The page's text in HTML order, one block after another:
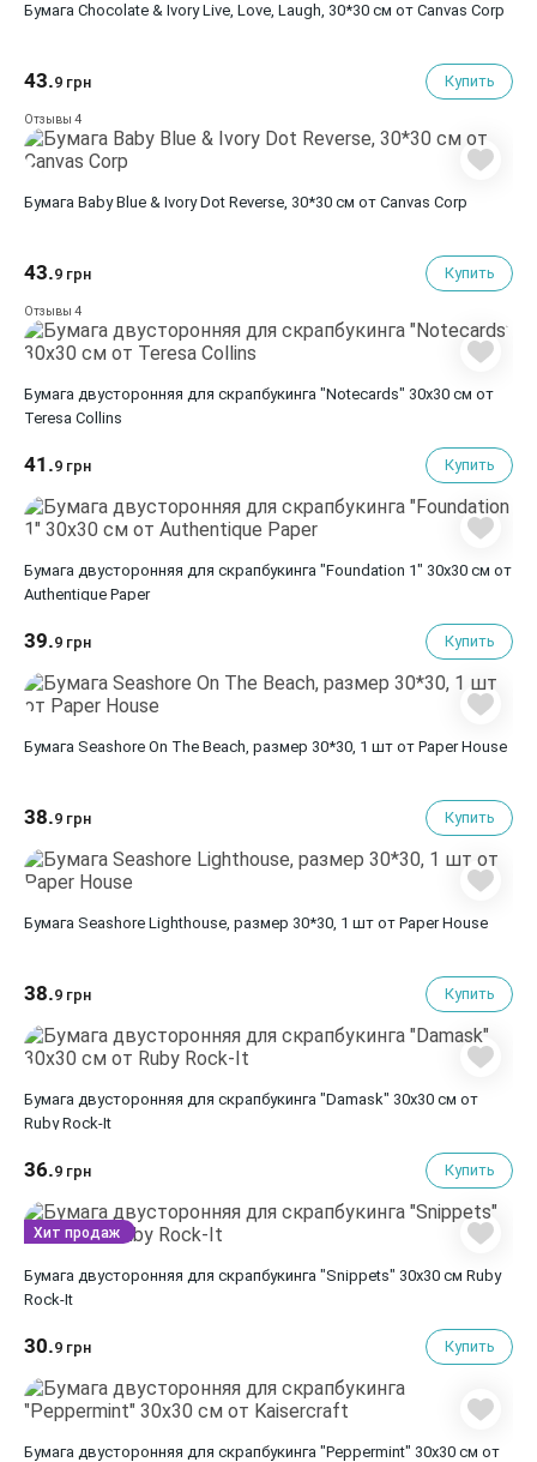
Бумага Chocolate & Ivory Live, Love, Laugh, 30*30 см от Canvas Corp
43.9 грн Купить
Отзывы 4
Бумага Baby Blue & Ivory Dot Reverse, 30*30 см от Canvas Corp
43.9 грн Купить
Отзывы 4
Бумага двусторонняя для скрапбукинга "Notecards" 30х30 см от
Teresa Collins
41.9 грн Купить
Бумага двусторонняя для скрапбукинга "Foundation 1" 30х30 см от
Authentique Paper
39.9 грн Купить
Бумага Seashore On The Beach, размер 30*30, 1 шт от Paper House
38.9 грн Купить
Бумага Seashore Lighthouse, размер 30*30, 1 шт от Paper House
38.9 грн Купить
Бумага двусторонняя для скрапбукинга "Damask" 30х30 см от
Ruby Rock-It
36.9 грн Купить
Бумага двусторонняя для скрапбукинга "Snippets" 30х30 см Ruby
Rock-It
30.9 грн Купить
Хит продаж
Бумага двусторонняя для скрапбукинга "Peppermint" 30х30 см от